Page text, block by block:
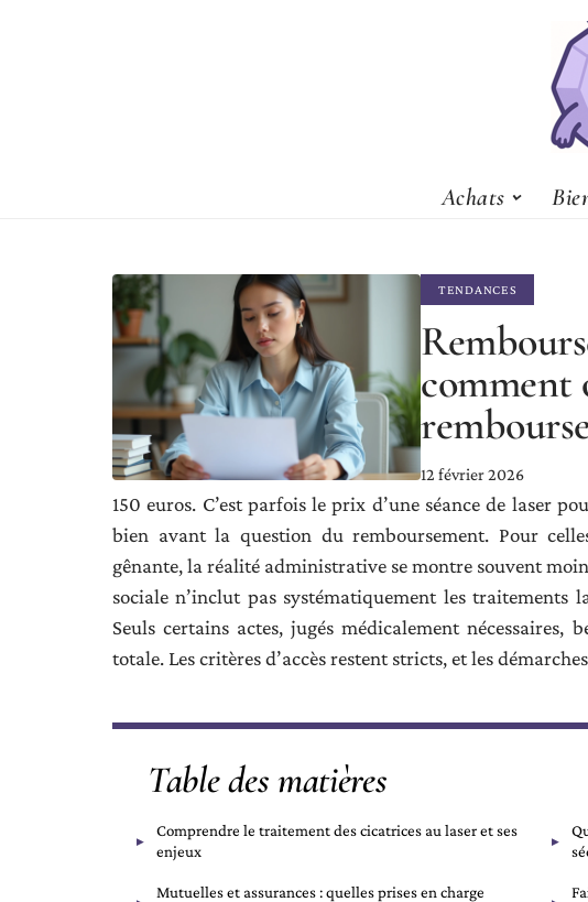
Achats
TENDANCES
comment
12 février 2026
150 euros. C’est parfois le prix d’une séance de laser
bien avant la question du remboursement. Pour
gênante, la réalité administrative se montre souvent
sociale n’inclut pas systématiquement les traitements
Seuls certains actes, jugés médicalement nécessaires,
totale. Les critères d’accès restent stricts, et les
Table des matières
Comprendre le traitement des cicatrices au laser et ses
enjeux
Mutuelles et assurances : quelles prises en charge